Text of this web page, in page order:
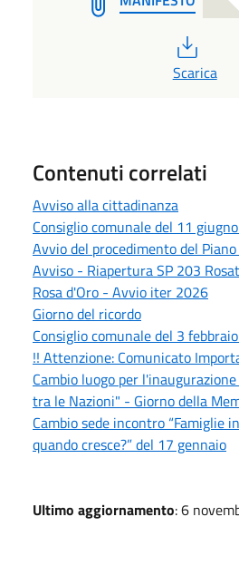
PDF
Scarica
Contenuti correlati
Avviso alla cittadinanza
Consiglio comunale del 11
Avvio del procedimento del
Avviso - Riapertura SP 203
Rosa d'Oro - Avvio iter 2026
Giorno del ricordo
Consiglio comunale del 3
!! Attenzione: Comunicato
Cambio luogo per
tra le Nazioni" - Giorno della
Cambio sede incontro “Famiglie
quando cresce?” del 17 gennaio
Ultimo aggiornamento: 6